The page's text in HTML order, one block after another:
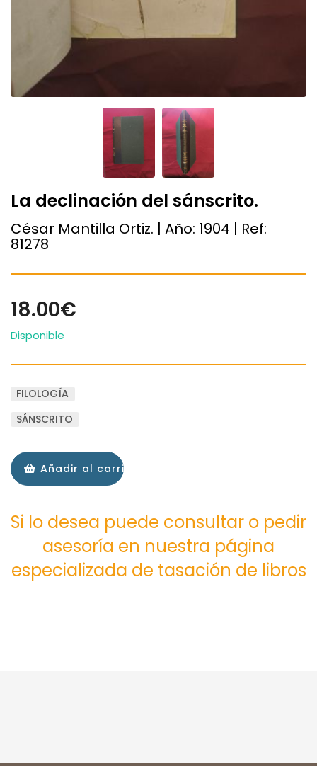
La declinación del sánscrito.
César Mantilla Ortiz. | Año: 1904 | Ref:
81278
18.00€
Disponible
FILOLOGÍA
SÁNSCRITO
Añadir al carrito
Si lo desea puede consultar o pedir
asesoría en nuestra página
especializada de tasación de libros